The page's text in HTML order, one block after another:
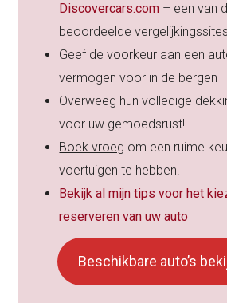
Discovercars.com – een van
beoordeelde
Geef de voorkeur aan een
vermogen voor in de bergen
Overweeg hun volledige
voor uw gemoedsrust!
Boek vroeg om een ruime
voertuigen te hebben!
Bekijk al mijn tips voor het
reserveren van uw auto
Beschikbare auto’s